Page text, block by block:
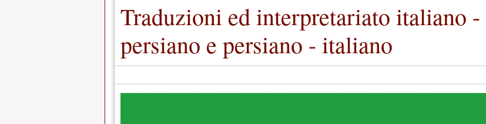
Traduzioni ed interpretariato italiano -
persiano e persiano - italiano